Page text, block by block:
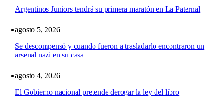
Argentinos Juniors tendrá su primera maratón en La Paternal
agosto 5, 2026
Se descompensó y cuando fueron a trasladarlo encontraron un
arsenal nazi en su casa
agosto 4, 2026
El Gobierno nacional pretende derogar la ley del libro